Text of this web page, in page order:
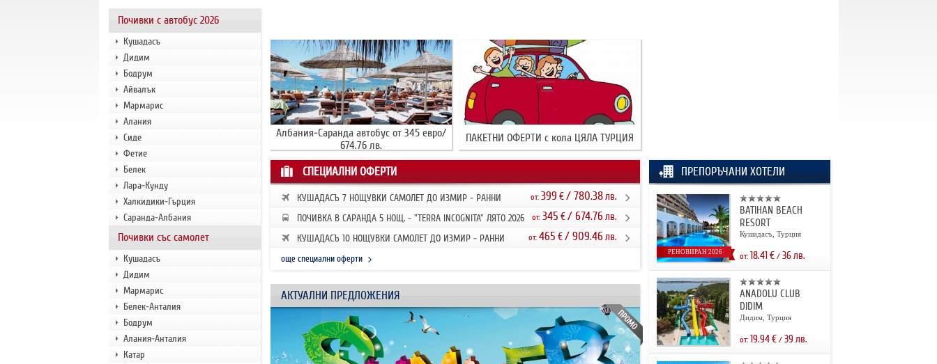
Почивки с автобус 2026
Кушадасъ
Дидим
Бодрум
Айвалък
Мармарис
Алания
Сиде
Фетие
Белек
Лара-Кунду
Халкидики-Гърция
Саранда-Албания
Почивки със самолет
Кушадасъ
Дидим
Мармарис
Белек-Анталия
Бодрум
Алания-Анталия
Катар
Албания-Саранда автобус от 345 евро/
674.76 лв.
ПАКЕТНИ ОФЕРТИ с кола ЦЯЛА ТУРЦИЯ
СПЕЦИАЛНИ ОФЕРТИ
КУШАДАСЪ 7 НОЩУВКИ САМОЛЕТ ДО ИЗМИР - РАННИ
ЗАПИСВАНИЯ 2026
от: 399 €/ 780.38лв.
ПОЧИВКА В САРАНДА 5 НОЩ. - "TERRA INCOGNITA" ЛЯТО 2026
РАННИ ЗАПИ...
от: 345 €/ 674.76лв.
КУШАДАСЪ 10 НОЩУВКИ САМОЛЕТ ДО ИЗМИР - РАННИ
ЗАПИСВАНИЯ 2026
от: 465 €/ 909.46лв.
още специални оферти
АКТУАЛНИ ПРЕДЛОЖЕНИЯ
ПРЕПОРЪЧАНИ ХОТЕЛИ
РЕНОВИРАН 2026
BATIHAN BEACH
RESORT
Кушадасъ, Турция
от: 18.41€/ 36лв.
ANADOLU CLUB
DIDIM
Дидим, Турция
от: 19.94€/ 39 лв.